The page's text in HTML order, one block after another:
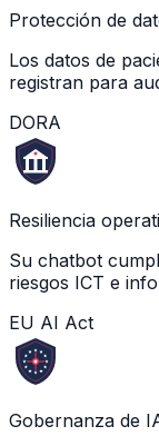
Protección de
Los datos de
registran para
DORA
Resiliencia
Su chatbot
riesgos ICT e
EU AI Act
Gobernanza de